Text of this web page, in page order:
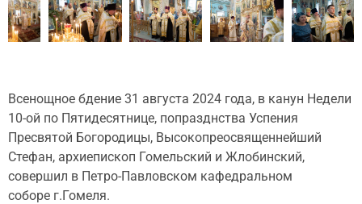
Всенощное бдение 31 августа 2024 года, в канун Недели
10-ой по Пятидесятнице, попразднства Успения
Пресвятой Богородицы, Высокопреосвященнейший
Стефан, архиепископ Гомельский и Жлобинский,
совершил в Петро-Павловском кафедральном
соборе г.Гомеля.